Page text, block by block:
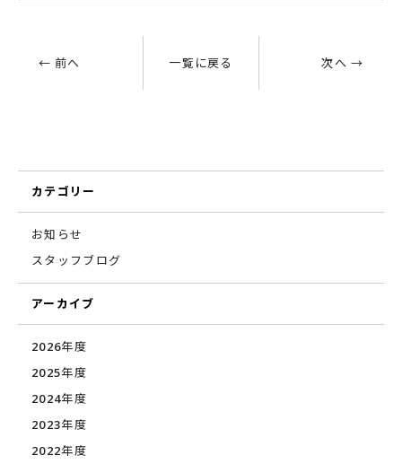
← 前へ 一覧に戻る 次へ →
カテゴリー
お知らせ
スタッフブログ
アーカイブ
2026年度
2025年度
2024年度
2023年度
2022年度